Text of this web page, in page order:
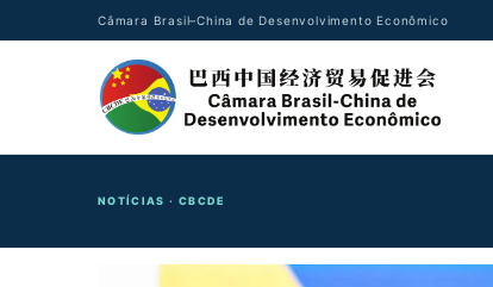
Câmara Brasil–China de Desenvolvimento Econômico
NOTÍCIAS · CBCDE